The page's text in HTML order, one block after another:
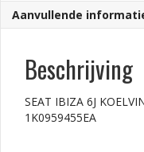
Aanvullende
Beschrijving
SEAT IBIZA 6J
1K0959455EA